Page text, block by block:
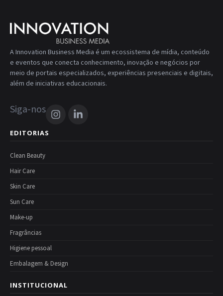
A Innovation Business Media é um ecossistema de mídia, conteúdo
e eventos que conecta conhecimento, inovação e negócios por
meio de portais especializados, experiências presenciais e digitais,
além de iniciativas educacionais.
Siga-nos
EDITORIAS
Clean Beauty
Hair Care
Skin Care
Sun Care
Make-up
Fragrâncias
Higiene pessoal
Embalagem & Design
INSTITUCIONAL